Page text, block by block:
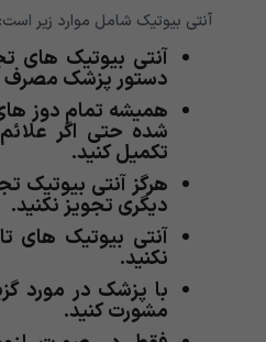
آنتی بیوتیک شامل موارد زیر است:
آنتی بیوتیک های
دستور پزشک
همیشه تمام دوز
شده حتی اگر
تکمیل کنید.
هرگز آنتی
دیگری تجویز نکنید.
آنتی بیوتیک های
نکنید.
با پزشک در مورد
مشورت کنید.